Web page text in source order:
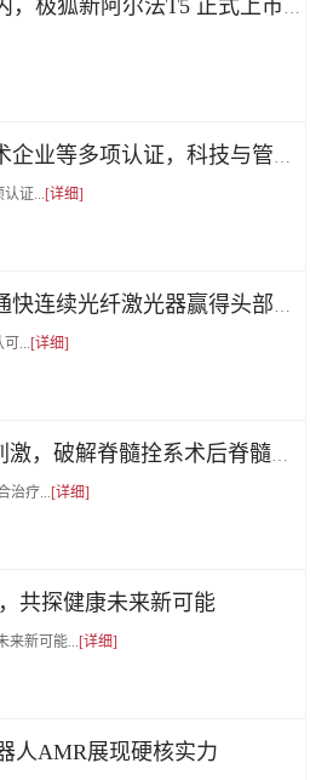
证...[详细]
...[详细]
治疗...[详细]
共探健康未来新可能
来新可能...[详细]
人AMR展现硬核实力